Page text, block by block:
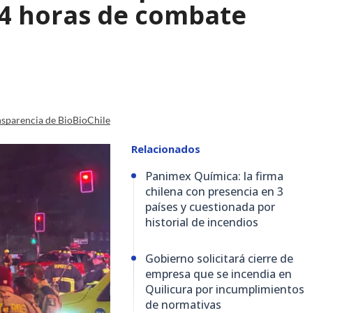
horas de combate
de BioBioChile
Relacionados
Panimex Química: la firma
chilena con presencia en 3
países y cuestionada por
historial de incendios
Gobierno solicitará cierre de
empresa que se incendia en
Quilicura por incumplimientos
de normativas